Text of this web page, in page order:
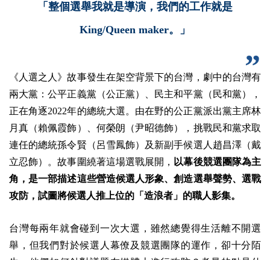
「整個選舉我就是導演，我們的工作就是
King/Queen maker。」
《人選之人》故事發生在架空背景下的台灣，劇中的台灣有
兩大黨：公平正義黨（公正黨）、民主和平黨（民和黨），
正在角逐2022年的總統大選。由在野的公正黨派出黨主席林
月真（賴佩霞飾）、何榮朗（尹昭德飾），挑戰民和黨求取
連任的總統孫令賢（呂雪鳳飾）及新副手候選人趙昌澤（戴
立忍飾）。故事圍繞著這場選戰展開， 以幕後競選團隊為主
角，是一部描述這些營造候選人形象、創造選舉聲勢、選戰
攻防，試圖將候選人推上位的「造浪者」的職人影集。
台灣每兩年就會碰到一次大選，雖然總覺得生活離不開選
舉，但我們對於候選人幕僚及競選團隊的運作，卻十分陌